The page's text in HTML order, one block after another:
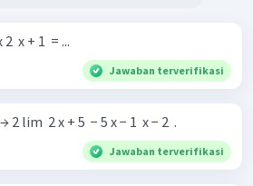
x + 1 ​ = ...
Jawaban terverifikasi
lim ​ 2 x + 5 ​ − 5 x − 1 ​ x − 2 ​ .
Jawaban terverifikasi